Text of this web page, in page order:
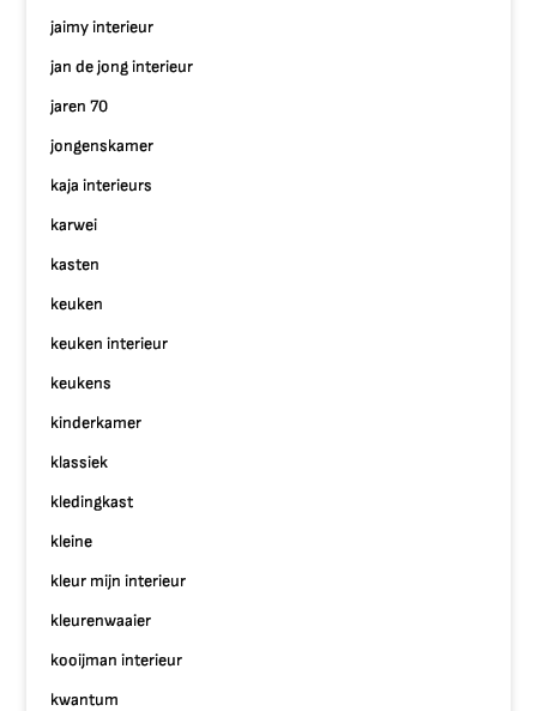
jaimy interieur
jan de jong interieur
jaren 70
jongenskamer
kaja interieurs
karwei
kasten
keuken
keuken interieur
keukens
kinderkamer
klassiek
kledingkast
kleine
kleur mijn interieur
kleurenwaaier
kooijman interieur
kwantum